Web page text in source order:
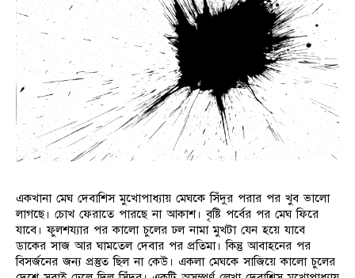
একখানা মেঘ দেবাশিস মুখোপাধ্যায় মেঘকে সিঁদুর পরার পর খুব ভালো
লাগছে। চোখ ফেরাতে পারছে না আকাশ। বৃষ্টি পর্বের পর মেঘ ফিরে
যাবে। ফুলশয্যার পর কালো চুলের ঢল নামা মুখটা যেন হয়ে যাবে
ডাকের সাজ আর ঘামতেল দেবার পর প্রতিমা। কিন্তু আবাহনের পর
বিসর্জনের জন্য প্রস্তুত ছিল না কেউ। একলা মেঘকে সাজিয়ে কালো চুলের